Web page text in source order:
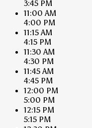
3:45 PM
11:00 AM
4:00 PM
11:15 AM
4:15 PM
11:30 AM
4:30 PM
11:45 AM
4:45 PM
12:00 PM
5:00 PM
12:15 PM
5:15 PM